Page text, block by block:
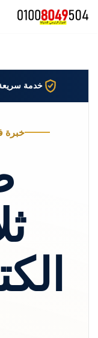
خدمة
خبرة